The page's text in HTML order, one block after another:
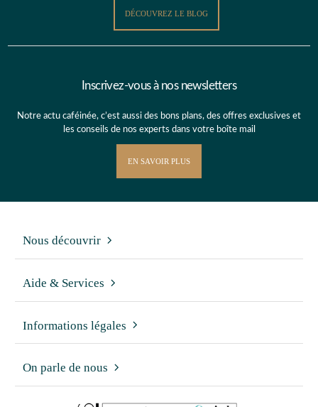
DÉCOUVREZ LE BLOG
Inscrivez-vous à nos newsletters
Notre actu caféinée, c’est aussi des bons plans, des offres exclusives et
les conseils de nos experts dans votre boîte mail
EN SAVOIR PLUS
Nous découvrir
Aide & Services
Informations légales
On parle de nous